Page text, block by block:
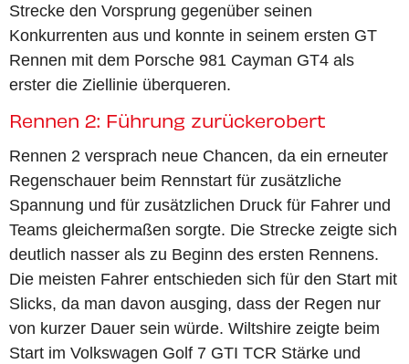
Strecke den Vorsprung gegenüber seinen
Konkurrenten aus und konnte in seinem ersten GT
Rennen mit dem Porsche 981 Cayman GT4 als
erster die Ziellinie überqueren.
Rennen 2: Führung zurückerobert
Rennen 2 versprach neue Chancen, da ein erneuter
Regenschauer beim Rennstart für zusätzliche
Spannung und für zusätzlichen Druck für Fahrer und
Teams gleichermaßen sorgte. Die Strecke zeigte sich
deutlich nasser als zu Beginn des ersten Rennens.
Die meisten Fahrer entschieden sich für den Start mit
Slicks, da man davon ausging, dass der Regen nur
von kurzer Dauer sein würde. Wiltshire zeigte beim
Start im Volkswagen Golf 7 GTI TCR Stärke und